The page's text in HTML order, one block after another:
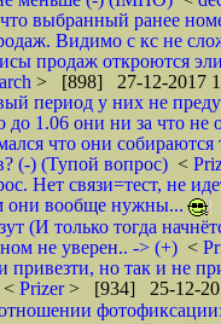
выбранный ранее
Видимо с кс не
продаж откроются
> [898] 27-12-2017
период у них не
до 1.06 они ни за что не
что они
(-) (Тупой вопрос) <
Нет связи=тест, не
они вообще нужны...
(И только тогда
не уверен.. -> (+) <
привезти, но так и не
< Prizer> [934] 25-12-